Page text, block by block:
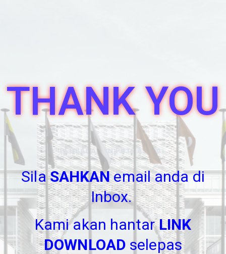
THANK YOU
SilaSAHKANemail anda di
Inbox.
Kami akan hantarLINK
DOWNLOAD selepas